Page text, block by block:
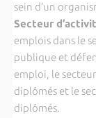
sein d’un
Secteur
emplois dans le
publique et
emploi, le
diplômés et le
diplômés.